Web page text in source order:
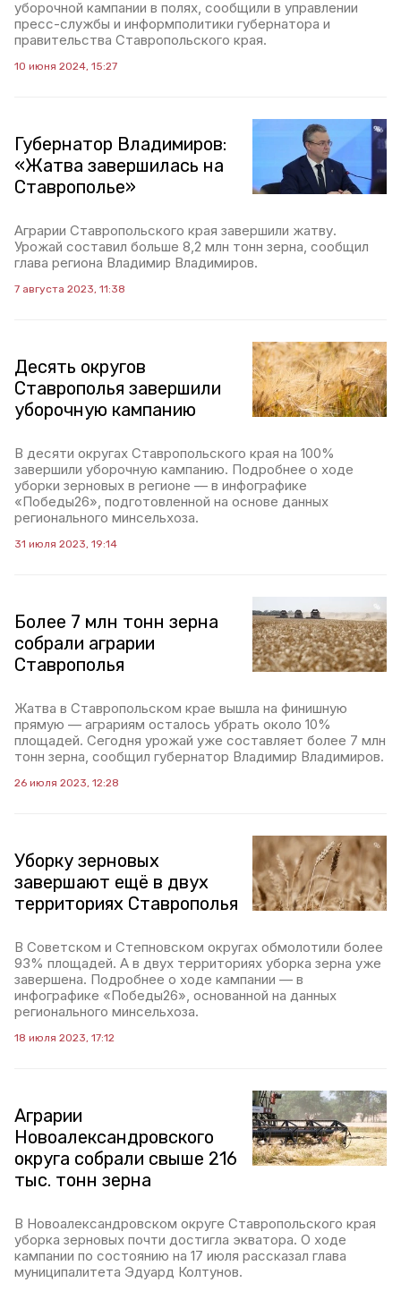
уборочной кампании в полях, сообщили в управлении
пресс-службы и информполитики губернатора и
правительства Ставропольского края.
10 июня 2024, 15:27
Губернатор Владимиров:
«Жатва завершилась на
Ставрополье»
Аграрии Ставропольского края завершили жатву.
Урожай составил больше 8,2 млн тонн зерна, сообщил
глава региона Владимир Владимиров.
7 августа 2023, 11:38
Десять округов
Ставрополья завершили
уборочную кампанию
В десяти округах Ставропольского края на 100%
завершили уборочную кампанию. Подробнее о ходе
уборки зерновых в регионе — в инфографике
«Победы26», подготовленной на основе данных
регионального минсельхоза.
31 июля 2023, 19:14
Более 7 млн тонн зерна
собрали аграрии
Ставрополья
Жатва в Ставропольском крае вышла на финишную
прямую — аграриям осталось убрать около 10%
площадей. Сегодня урожай уже составляет более 7 млн
тонн зерна, сообщил губернатор Владимир Владимиров.
26 июля 2023, 12:28
Уборку зерновых
завершают ещё в двух
территориях Ставрополья
В Советском и Степновском округах обмолотили более
93% площадей. А в двух территориях уборка зерна уже
завершена. Подробнее о ходе кампании — в
инфографике «Победы26», основанной на данных
регионального минсельхоза.
18 июля 2023, 17:12
Аграрии
Новоалександровского
округа собрали свыше 216
тыс. тонн зерна
В Новоалександровском округе Ставропольского края
уборка зерновых почти достигла экватора. О ходе
кампании по состоянию на 17 июля рассказал глава
муниципалитета Эдуард Колтунов.